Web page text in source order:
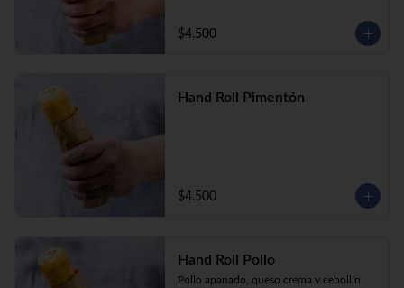
$4.500
Hand Roll Pimentón
$4.500
Hand Roll Pollo
Pollo apanado, queso crema y cebollín